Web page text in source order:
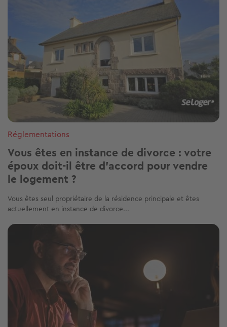
Réglementations
Vous êtes en instance de divorce : votre
époux doit-il être d'accord pour vendre
le logement ?
Vous êtes seul propriétaire de la résidence principale et êtes
actuellement en instance de divorce...
Image